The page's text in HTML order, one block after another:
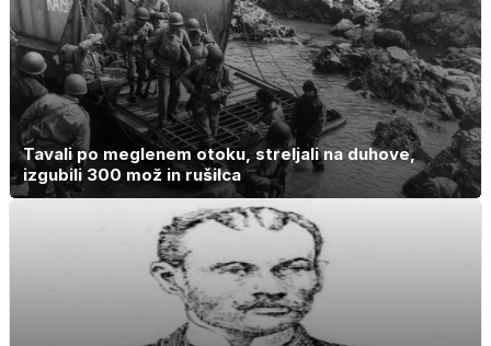
Tavali po meglenem otoku, streljali na duhove,
izgubili 300 mož in rušilca